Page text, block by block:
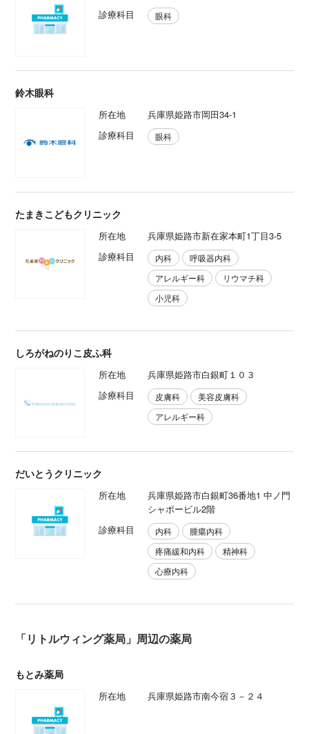
診療科目
眼科
鈴木眼科
所在地
兵庫県姫路市岡田34-1
診療科目
眼科
たまきこどもクリニック
所在地
兵庫県姫路市新在家本町1丁目3-5
診療科目
内科
呼吸器内科
アレルギー科
リウマチ科
小児科
しろがねのりこ皮ふ科
所在地
兵庫県姫路市白銀町１０３
診療科目
皮膚科
美容皮膚科
アレルギー科
だいとうクリニック
所在地
兵庫県姫路市白銀町36番地1 中ノ門
シャポービル2階
診療科目
内科
腫瘍内科
疼痛緩和内科
精神科
心療内科
「リトルウィング薬局」周辺の薬局
もとみ薬局
所在地 兵庫県姫路市南今宿３－２４